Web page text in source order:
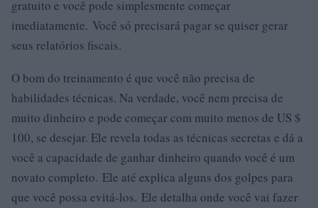
gratuito e você pode simplesmente começar
imediatamente. Você só precisará pagar se quiser gerar
seus relatórios fiscais.
O bom do treinamento é que você não precisa de
habilidades técnicas. Na verdade, você nem precisa de
muito dinheiro e pode começar com muito menos de US $
100, se desejar. Ele revela todas as técnicas secretas e dá a
você a capacidade de ganhar dinheiro quando você é um
novato completo. Ele até explica alguns dos golpes para
que você possa evitá-los. Ele detalha onde você vai fazer